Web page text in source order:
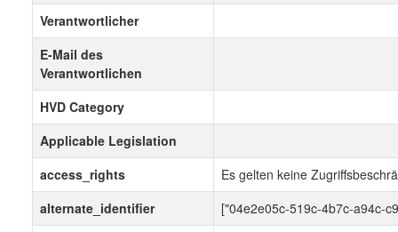
Verantwortlicher
E-Mail des
Verantwortlichen
HVD Category
Applicable Legislation
access_rights
Es gelten keine
alternate_identifier
["04e2e05c-519c-4b7c-a94c-